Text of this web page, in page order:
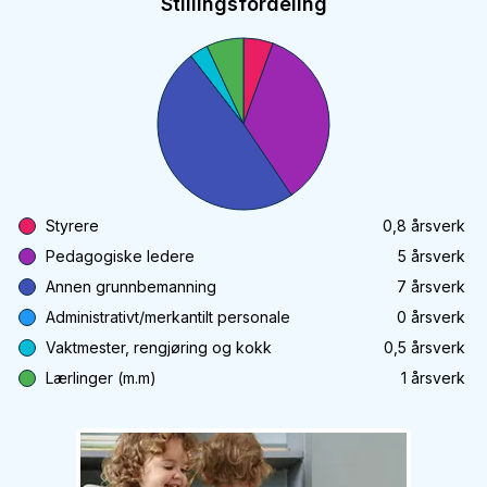
Styrere 0,8 årsverk
Pedagogiske ledere
5 årsverk
Annen grunnbemanning
7 årsverk
Administrativt/merkantilt personale
0 årsverk
Vaktmester, rengjøring og kokk
0,5 årsverk
Lærlinger (m.m)
1 årsverk